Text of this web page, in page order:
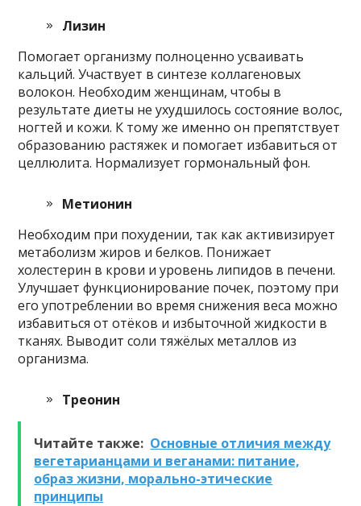
Лизин
Помогает организму полноценно усваивать
кальций. Участвует в синтезе коллагеновых
волокон. Необходим женщинам, чтобы в
результате диеты не ухудшилось состояние волос,
ногтей и кожи. К тому же именно он препятствует
образованию растяжек и помогает избавиться от
целлюлита. Нормализует гормональный фон.
Метионин
Необходим при похудении, так как активизирует
метаболизм жиров и белков. Понижает
холестерин в крови и уровень липидов в печени.
Улучшает функционирование почек, поэтому при
его употреблении во время снижения веса можно
избавиться от отёков и избыточной жидкости в
тканях. Выводит соли тяжёлых металлов из
организма.
Треонин
Читайте также: Основные отличия между
вегетарианцами и веганами: питание,
образ жизни, морально-этические
принципы